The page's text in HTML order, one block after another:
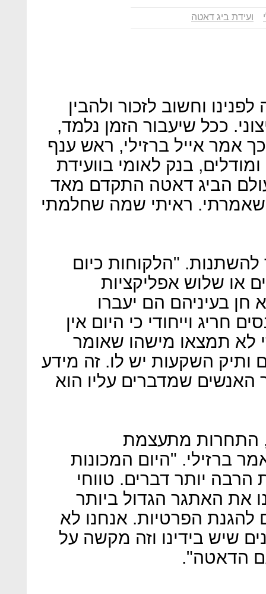
ועידת ביג דאטה
וחשוב לזכור ולהבין
ככל שיעבור הזמן נלמד,
אמר אייל ברזילי, ראש ענף
בנק לאומי בוועידת
הביג דאטה התקדם מאד
שאמרתי. ראיתי שמה שחלמתי
להשתנות. "הלקוחות כיום
או שלוש אפליקציות
בעיניהם הם יעברו
חריג וייחודי כי היום אין
לא תמצאו מישהו שאומר
ותיק השקעות יש לו. זה מידע
שמדברים עליו הוא
התחרות מתעצמת
ברזילי. "היום המכונות
יותר דברים. טווחי
את האתגר הגדול ביותר
להגנת הפרטיות. אנחנו לא
שיש בידינו וזה מקשה על
הדאטה".